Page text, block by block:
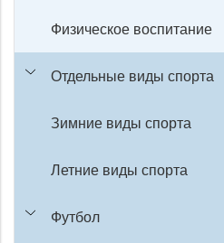
Физическое воспитание
Отдельные виды спорта
Зимние виды спорта
Летние виды спорта
Футбол